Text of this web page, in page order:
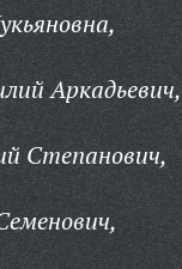
Аркадьевич,
Степанович,